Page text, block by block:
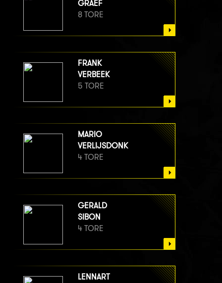
GRAEF
8 TORE
FRANK
VERBEEK
5 TORE
MARIO
VERLIJSDONK
4 TORE
GERALD
SIBON
4 TORE
LENNART